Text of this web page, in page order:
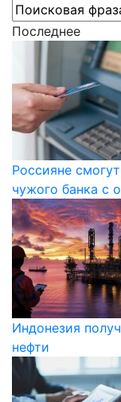
Последнее
Россияне
чужого банка с
Индонезия
нефти